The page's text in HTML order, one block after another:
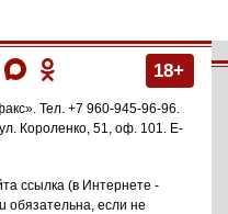
18+
. Тел. +7 960-945-96-96
ул. Короленко, 51, оф. 101
. E-
ссылка (в Интернете -
обязательна, если не